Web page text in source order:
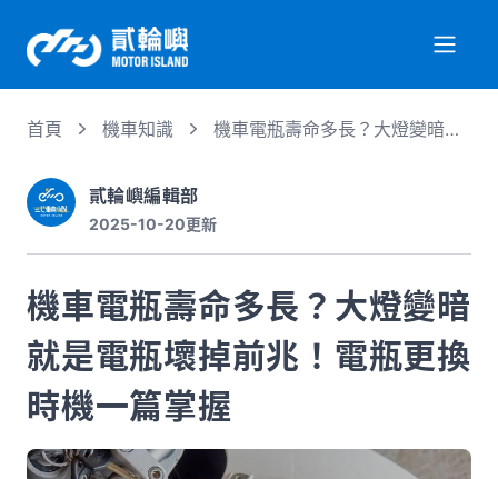
服務項目
機車行情
專業文章
徵才資訊
首頁 機車知識
機車電瓶壽命多長？大燈變暗就
貳輪嶼編輯部
2025-10-20更新
機車電瓶壽命多長？大燈變暗
就是電瓶壞掉前兆！電瓶更換
時機一篇掌握